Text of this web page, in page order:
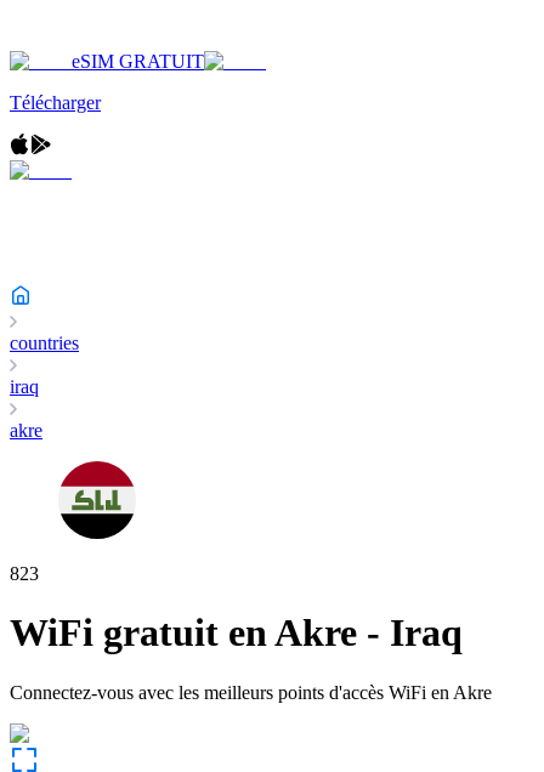
eSIM GRATUIT
Télécharger
countries
iraq
akre
823
WiFi gratuit enAkre - Iraq
Connectez-vous avec les meilleurs points d'accès WiFi en Akre